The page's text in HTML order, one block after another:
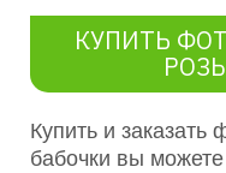
КУПИТЬ
Купить и
бабочки вы